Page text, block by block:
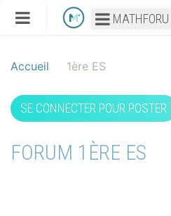
MATHFORU
Accueil 1ère ES
SE CONNECTER POUR POSTER
FORUM 1ÈRE ES